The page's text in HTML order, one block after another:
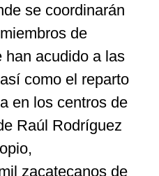
se coordinarán
de
han acudido a las
como el reparto
en los centros de
Raúl Rodríguez
zacatecanos de